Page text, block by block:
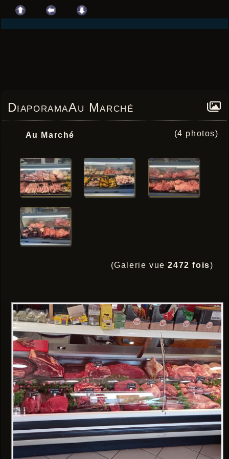
DiaporamaAu Marché
Au Marché (4 photos)
(Galerie vue2472 fois)